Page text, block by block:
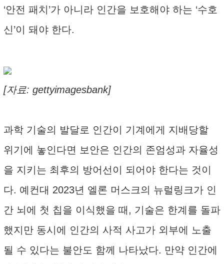
‘안전 패치’가 아니라 인간을 보호해야 하는 ‘수호
신’이 돼야 한다.
[자료: gettyimagesbank]
과학 기술의 발달로 인간이 기계에게 지배당할
위기에 놓인다면 보안은 인간의 존엄성과 자율성
을 지키는 최후의 방어선이 되어야 한다는 것이
다. 예컨대 2023년 엘론 머스크의 뉴럴링크가 인
간 뇌에 첫 칩을 이식했을 때, 기술은 한계를 돌파
했지만 동시에 인간의 사적 사고가 외부에 노출
될 수 있다는 불안도 함께 나타났다. 만약 인간에